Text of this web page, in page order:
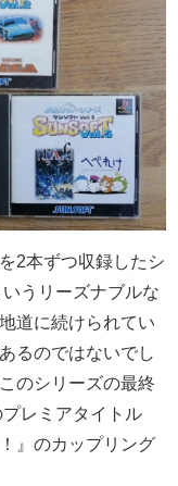
2本ずつ収録したシ
うリーズナブルな
道に続けられてい
るのではないでし
のシリーズの最終
レミアタイトル
』のカップリング